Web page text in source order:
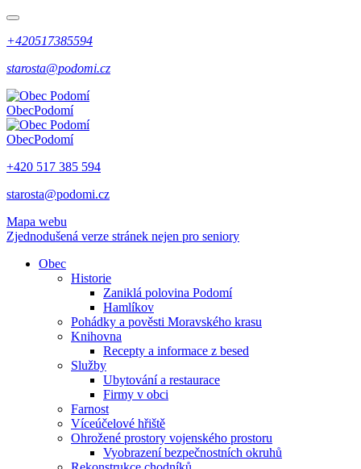
+420517385594
starosta@podomi.cz
ObecPodomí
ObecPodomí
+420 517 385 594
starosta@podomi.cz
Mapa webu
Zjednodušená verze stránek nejen pro seniory
Obec
Historie
Zaniklá polovina Podomí
Hamlíkov
Pohádky a pověsti Moravského krasu
Knihovna
Recepty a informace z besed
Služby
Ubytování a restaurace
Firmy v obci
Farnost
Víceúčelové hřiště
Ohrožené prostory vojenského prostoru
Vyobrazení bezpečnostních okruhů